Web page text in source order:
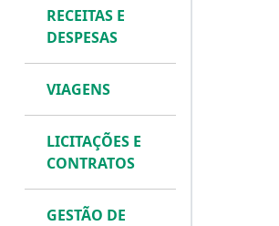
RECEITAS E
DESPESAS
VIAGENS
LICITAÇÕES E
CONTRATOS
GESTÃO DE